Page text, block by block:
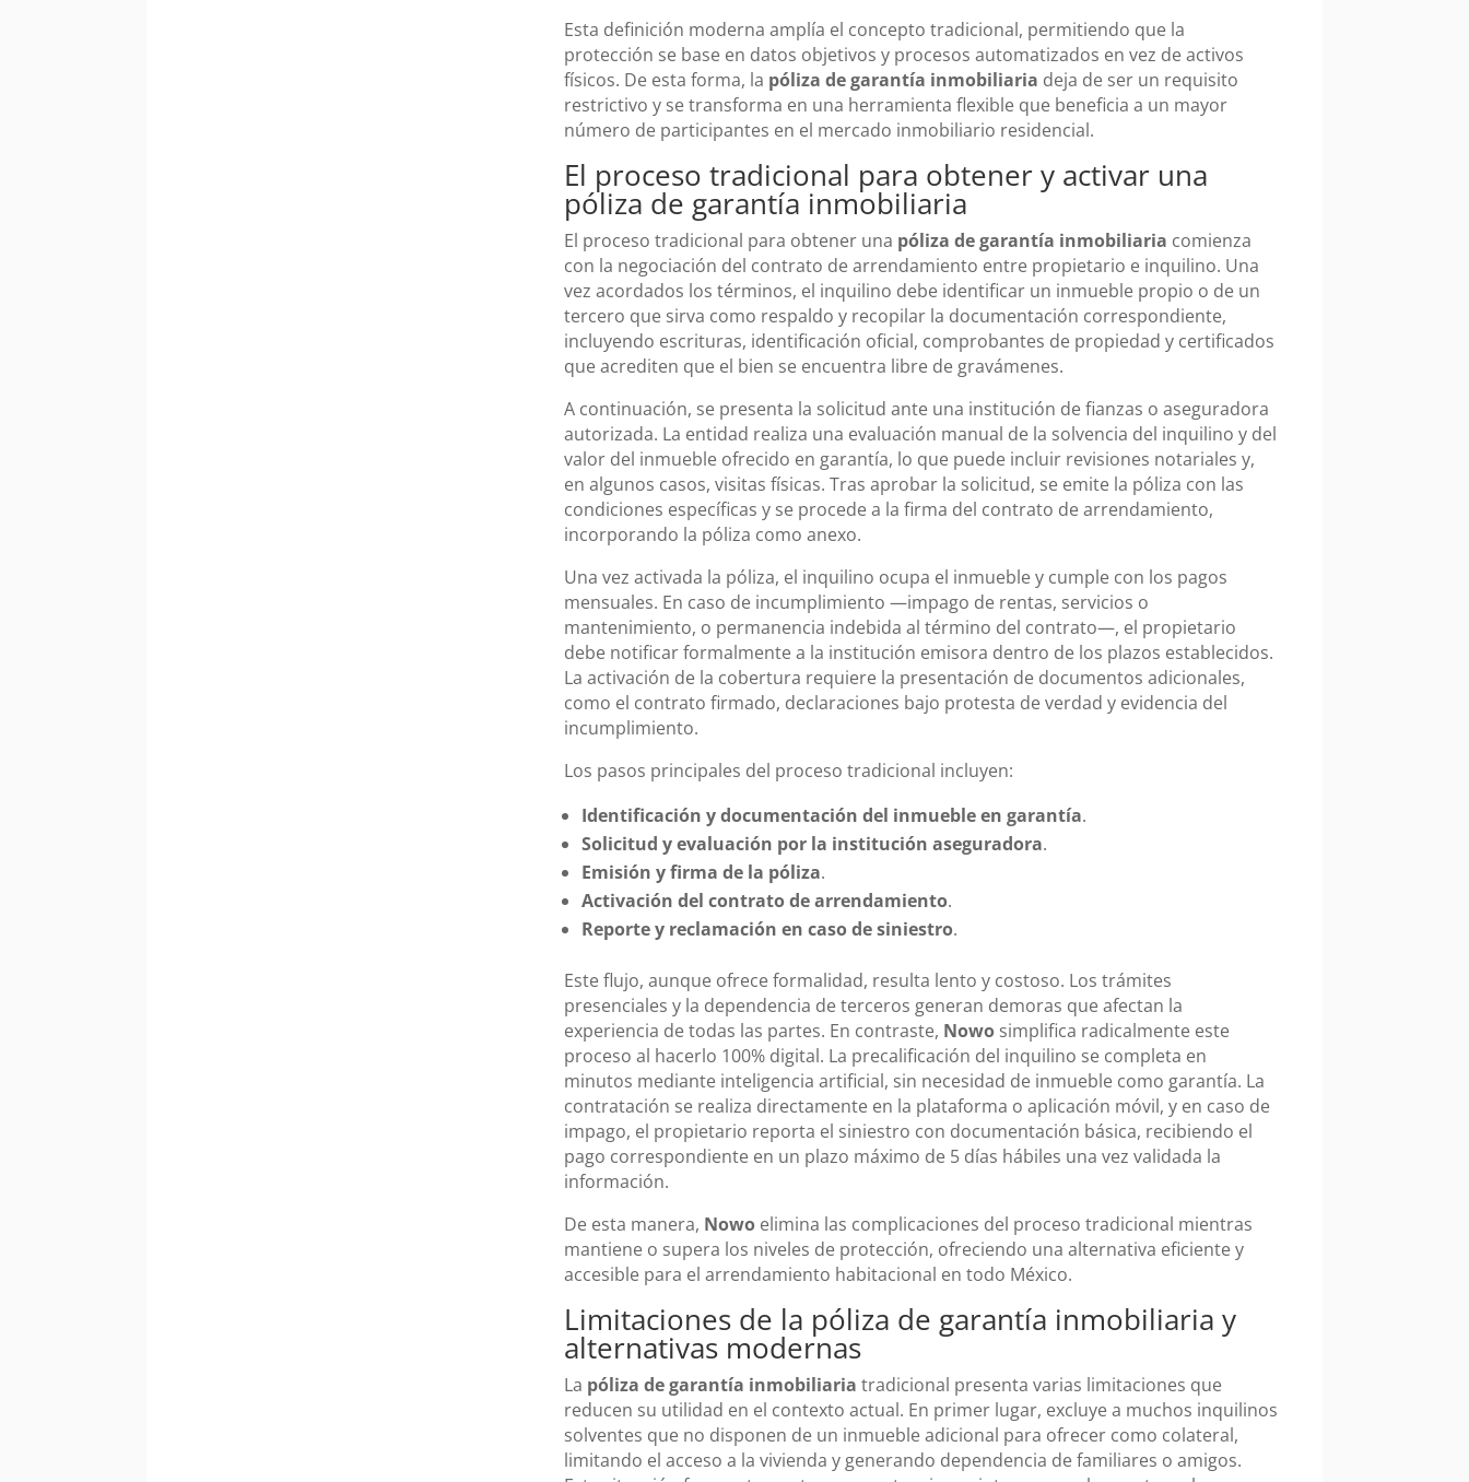
Esta definición moderna amplía el concepto tradicional, permitiendo que la
protección se base en datos objetivos y procesos automatizados en vez de activos
físicos. De esta forma, la póliza de garantía inmobiliaria deja de ser un requisito
restrictivo y se transforma en una herramienta flexible que beneficia a un mayor
número de participantes en el mercado inmobiliario residencial.
El proceso tradicional para obtener y activar una
póliza de garantía inmobiliaria
El proceso tradicional para obtener una póliza de garantía inmobiliaria comienza
con la negociación del contrato de arrendamiento entre propietario e inquilino. Una
vez acordados los términos, el inquilino debe identificar un inmueble propio o de un
tercero que sirva como respaldo y recopilar la documentación correspondiente,
incluyendo escrituras, identificación oficial, comprobantes de propiedad y certificados
que acrediten que el bien se encuentra libre de gravámenes.
A continuación, se presenta la solicitud ante una institución de fianzas o aseguradora
autorizada. La entidad realiza una evaluación manual de la solvencia del inquilino y del
valor del inmueble ofrecido en garantía, lo que puede incluir revisiones notariales y,
en algunos casos, visitas físicas. Tras aprobar la solicitud, se emite la póliza con las
condiciones específicas y se procede a la firma del contrato de arrendamiento,
incorporando la póliza como anexo.
Una vez activada la póliza, el inquilino ocupa el inmueble y cumple con los pagos
mensuales. En caso de incumplimiento —impago de rentas, servicios o
mantenimiento, o permanencia indebida al término del contrato—, el propietario
debe notificar formalmente a la institución emisora dentro de los plazos establecidos.
La activación de la cobertura requiere la presentación de documentos adicionales,
como el contrato firmado, declaraciones bajo protesta de verdad y evidencia del
incumplimiento.
Los pasos principales del proceso tradicional incluyen:
Identificación y documentación del inmueble en garantía.
Solicitud y evaluación por la institución aseguradora.
Emisión y firma de la póliza.
Activación del contrato de arrendamiento.
Reporte y reclamación en caso de siniestro.
Este flujo, aunque ofrece formalidad, resulta lento y costoso. Los trámites
presenciales y la dependencia de terceros generan demoras que afectan la
experiencia de todas las partes. En contraste, Nowo simplifica radicalmente este
proceso al hacerlo 100% digital. La precalificación del inquilino se completa en
minutos mediante inteligencia artificial, sin necesidad de inmueble como garantía. La
contratación se realiza directamente en la plataforma o aplicación móvil, y en caso de
impago, el propietario reporta el siniestro con documentación básica, recibiendo el
pago correspondiente en un plazo máximo de 5 días hábiles una vez validada la
información.
De esta manera, Nowo elimina las complicaciones del proceso tradicional mientras
mantiene o supera los niveles de protección, ofreciendo una alternativa eficiente y
accesible para el arrendamiento habitacional en todo México.
Limitaciones de la póliza de garantía inmobiliaria y
alternativas modernas
La póliza de garantía inmobiliaria tradicional presenta varias limitaciones que
reducen su utilidad en el contexto actual. En primer lugar, excluye a muchos inquilinos
solventes que no disponen de un inmueble adicional para ofrecer como colateral,
limitando el acceso a la vivienda y generando dependencia de familiares o amigos.